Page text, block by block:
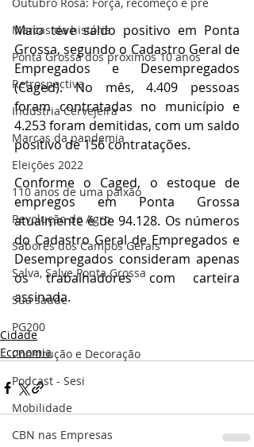
Marcas da história
Ponta Grossa dos próximos 10 anos
Retrospectiva
Indústria Cervejeira
Marcas da pandemia
Eleições 2022
110 anos de uma paixão
Revolução do Agro
Sabores dos Campos Gerais
Salva, Salve Ponta Grossa
Sua saúde
PG200
Construção e Decoração
Podcast - Sesi
Mobilidade
CBN nas Empresas
Maio teve saldo positivo em Ponta
Grossa, segundo o Cadastro Geral de
Empregados e Desempregados
(Caged). No mês, 4.409 pessoas
foram contratadas no município e
4.253 foram demitidas, com um saldo
positivo de 156 contratações.
Conforme o Caged, o estoque de
empregos em Ponta Grossa
atualmente é de 94.128. Os números
do Cadastro Geral de Empregados e
Desempregados consideram apenas
os trabalhadores com carteira
assinada.
Cidade
Economia